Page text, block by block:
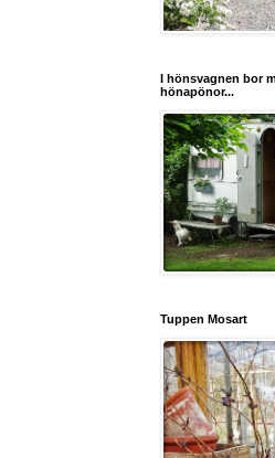
I hönsvagnen bor
hönapönor...
Tuppen Mosart